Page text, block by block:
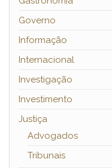
Governo
Informação
Internacional
Investigação
Investimento
Justiça
Advogados
Tribunais